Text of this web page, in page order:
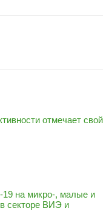
отмечает свой
на микро-, малые и
секторе ВИЭ и